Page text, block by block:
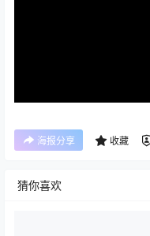
海报分享 收藏
猜你喜欢